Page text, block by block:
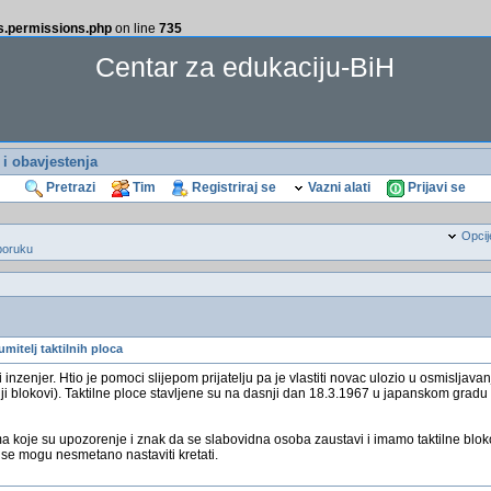
on line 735
Centar za edukaciju-BiH
obavjestenja
Pretrazi Tim Registriraj se Vazni alati Prijavi se
taktilnih ploca
Htio je pomoci slijepom prijatelju pa je vlastiti novac ulozio u
blokovi). Taktilne ploce stavljene su na dasnji dan 18.3.1967 u japanskom
koje su upozorenje i znak da se slabovidna osoba zaustavi i imamo taktilne
mogu nesmetano nastaviti kretati.